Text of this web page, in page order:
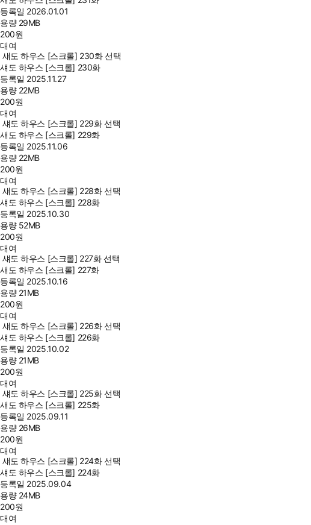
등록일 2026.01.01
용량 29MB
200원
대여
섀도 하우스 [스크롤] 230화 선택
섀도 하우스 [스크롤] 230화
등록일 2025.11.27
용량 22MB
200원
대여
섀도 하우스 [스크롤] 229화 선택
섀도 하우스 [스크롤] 229화
등록일 2025.11.06
용량 22MB
200원
대여
섀도 하우스 [스크롤] 228화 선택
섀도 하우스 [스크롤] 228화
등록일 2025.10.30
용량 52MB
200원
대여
섀도 하우스 [스크롤] 227화 선택
섀도 하우스 [스크롤] 227화
등록일 2025.10.16
용량 21MB
200원
대여
섀도 하우스 [스크롤] 226화 선택
섀도 하우스 [스크롤] 226화
등록일 2025.10.02
용량 21MB
200원
대여
섀도 하우스 [스크롤] 225화 선택
섀도 하우스 [스크롤] 225화
등록일 2025.09.11
용량 26MB
200원
대여
섀도 하우스 [스크롤] 224화 선택
섀도 하우스 [스크롤] 224화
등록일 2025.09.04
용량 24MB
200원
대여